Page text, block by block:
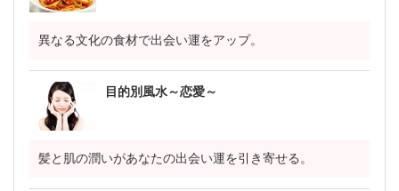
異なる文化の食材で出会い運をアップ。
目的別風水～恋愛～
髪と肌の潤いがあなたの出会い運を引き寄せる。